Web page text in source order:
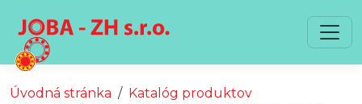
Úvodná stránka
Katalóg produktov